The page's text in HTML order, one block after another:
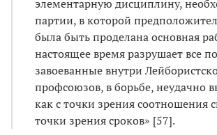
элементарную дисциплину,
партии, в которой
была быть проделана основная
настоящее время разрушает все
завоеванные внутри
профсоюзов, в борьбе, неудачно
как с точки зрения соотношения
точки зрения сроков» [57].